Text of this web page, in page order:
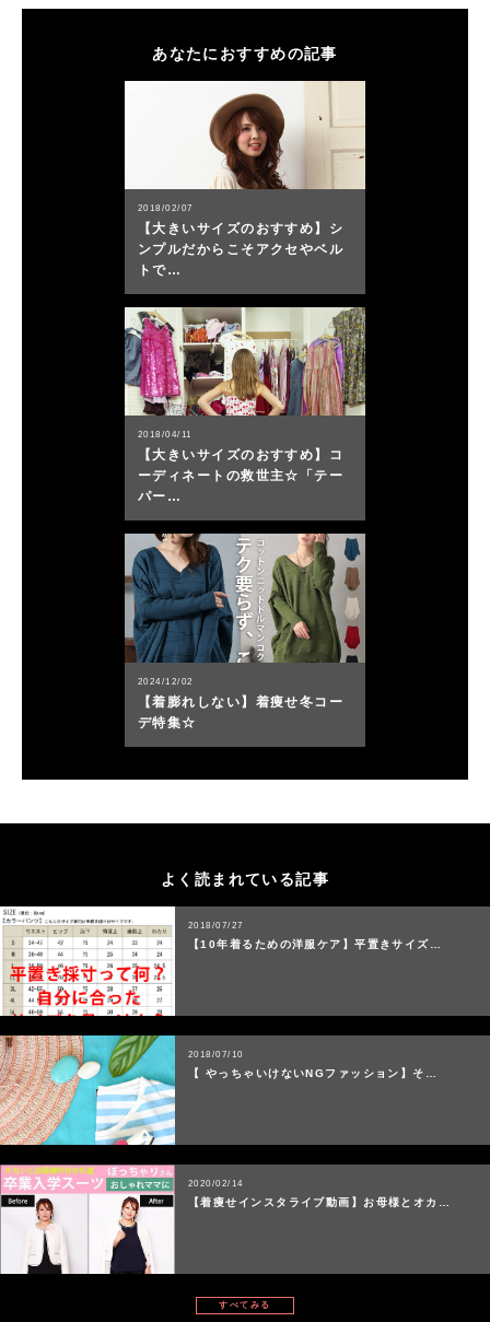
よく読まれている記事
2018/07/27
【10年着るための洋服ケア】平置きサイズ…
2018/07/10
【 やっちゃいけないNGファッション】そ…
2020/02/14
【着痩せインスタライブ動画】お母様とオカ…
すべてみる
あなたにおすすめの記事
2018/02/07
【大きいサイズのおすすめ】シ
ンプルだからこそアクセやベル
トで…
2018/04/11
【大きいサイズのおすすめ】コ
ーディネートの救世主☆「テー
パー…
2024/12/02
【着膨れしない】着痩せ冬コー
デ特集☆